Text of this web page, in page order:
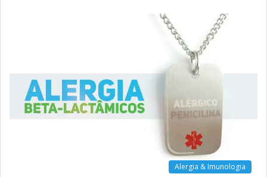
Alergia & Imunologia